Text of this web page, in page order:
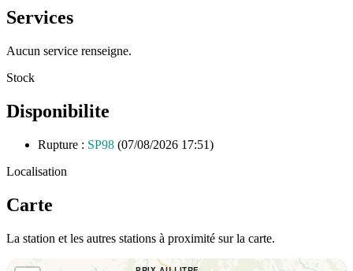
Services
Aucun service renseigne.
Stock
Disponibilite
Rupture : SP98 (07/08/2026 17:51)
Localisation
Carte
La station et les autres stations à proximité sur la carte.